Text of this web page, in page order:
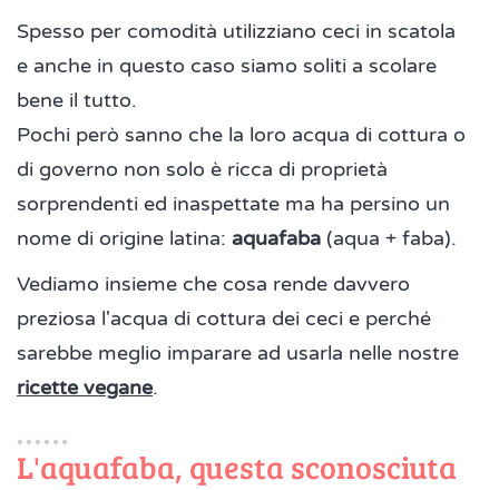
Spesso per comodità utilizziano ceci in scatola
e anche in questo caso siamo soliti a scolare
bene il tutto.
Pochi però sanno che la loro acqua di cottura o
di governo non solo è ricca di proprietà
sorprendenti ed inaspettate ma ha persino un
nome di origine latina: aquafaba (aqua + faba).
Vediamo insieme che cosa rende davvero
preziosa l'acqua di cottura dei ceci e perché
sarebbe meglio imparare ad usarla nelle nostre
ricette vegane.
L'aquafaba, questa sconosciuta